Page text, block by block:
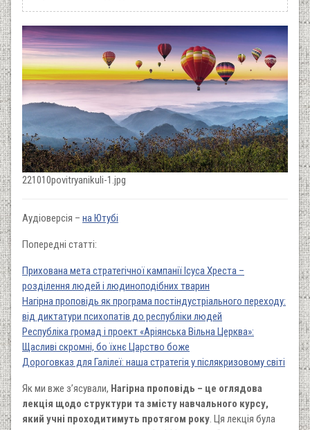
221010povitryanikuli-1.jpg
Аудіоверсія – на Ютубі
Попередні статті:
Прихована мета стратегічної кампанії Ісуса Хреста –
розділення людей і людиноподібних тварин
Нагірна проповідь як програма постіндустріального переходу:
від диктатури психопатів до республіки людей
Республіка громад і проект «Аріянська Вільна Церква»:
Щасливі скромні, бо їхнє Царство боже
Дороговказ для Галілеї: наша стратегія у післякризовому світі
Як ми вже з’ясували, Нагірна проповідь – це оглядова
лекція щодо структури та змісту навчального курсу,
який учні проходитимуть протягом року. Ця лекція була